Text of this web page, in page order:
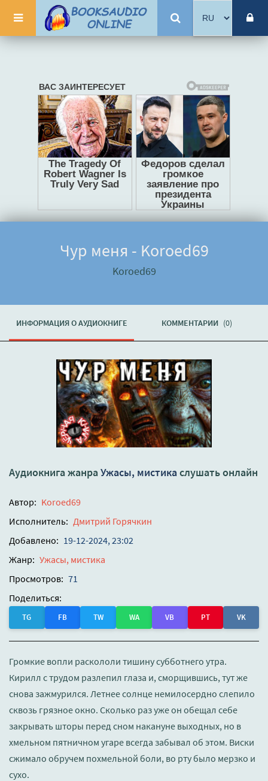
Чур меня - Koroed69
Koroed69
ИНФОРМАЦИЯ О АУДИОКНИГЕ КОММЕНТАРИИ (0)
Аудиокнига жанра Ужасы, мистикаслушать онлайн
Автор: Koroed69
Исполнитель: Дмитрий Горячкин
Добавлено: 19-12-2024, 23:02
Жанр: Ужасы, мистика
Просмотров: 71
Поделиться:
TG FB TW WA VB PT VK
Громкие вопли раскололи тишину субботнего утра.
Кирилл с трудом разлепил глаза и, сморщившись, тут же
снова зажмурился. Летнее солнце немилосердно слепило
сквозь грязное окно. Сколько раз уже он обещал себе
закрывать шторы перед сном накануне выходных, но в
хмельном пятничном угаре всегда забывал об этом. Виски
сжимало обручем похмельной боли, во рту было мерзко и
сухо.